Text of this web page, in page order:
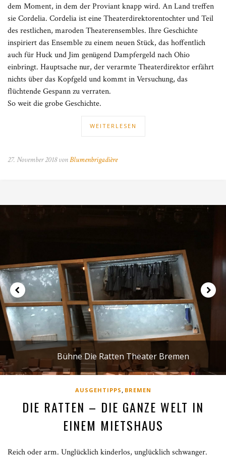
dem Moment, in dem der Proviant knapp wird. An Land treffen
sie Cordelia. Cordelia ist eine Theaterdirektorentochter und Teil
des restlichen, maroden Theaterensembles. Ihre Geschichte
inspiriert das Ensemble zu einem neuen Stück, das hoffentlich
auch für Huck und Jim genügend Dampfergeld nach Ohio
einbringt. Hauptsache nur, der verarmte Theaterdirektor erfährt
nichts über das Kopfgeld und kommt in Versuchung, das
flüchtende Gespann zu verraten.
So weit die grobe Geschichte.
WEITERLESEN
27. November 2018 vonBlumenbrigadière
Bühne Die Ratten Theater Bremen
AUSGEHTIPPS , BREMEN
DIE RATTEN – DIE GANZE WELT IN
EINEM MIETSHAUS
Reich oder arm. Unglücklich kinderlos, unglücklich schwanger.